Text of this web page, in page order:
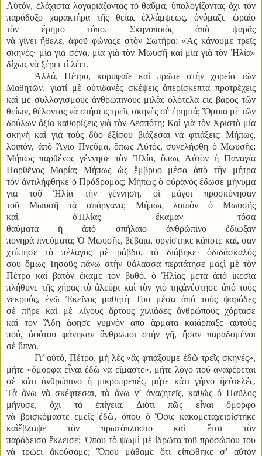
Αὐτόν, ἐλάχιστα λογαριάζοντας τὸ θαῦμα, ὑπολογίζοντας ὄχι τὸν
παράδοξο χαρακτήρα τῆς θείας ἐλλάμψεως, ὀνόμαζε ὡραῖο
τὸν ἔρημο τόπο. Σκηνοποιὸς ἀπὸ ψαρᾶς
νὰ γίνει ἤθελε, ἀφοῦ φώναζε στὸν Σωτήρα: «Ἂς κάνουμε τρεῖς
σκηνές· μία γιὰ σένα, μία γιὰ τὸν Μωυσῆ καὶ μία γιὰ τὸν Ἠλία»
δίχως νὰ ξέρει τί λέει.
Ἀλλά, Πέτρο, κορυφαῖε καὶ πρῶτε στὴν χορεία τῶν
Μαθητῶν, γιατί μὲ οὐτιδανὲς σκέψεις ἀπερίσκεπτα προτρέχεις
καὶ μὲ συλλογισμοὺς ἀνθρώπινους μιλᾶς ὁλότελα εἰς βάρος τῶν
θείων, θέλοντας νὰ στήσεις τρεῖς σκηνὲς σὲ ἐρημιά; Ὅμοια μὲ τῶν
δούλων ἀξία καθορίζεις γιὰ τὸν Δεσπότη; Καὶ γιὰ τὸν Χριστὸ μία
σκηνὴ καὶ γιὰ τοὺς δύο ἐξίσου βιάζεσαι νὰ φτιάξεις; Μήπως,
λοιπόν, ἀπὸ Ἅγιο Πνεῦμα, ὅπως Αὐτός, συνελήφθη ὁ Μωυσῆς;
Μήπως παρθένος γέννησε τὸν Ἠλία, ὅπως Αὐτὸν ἡ Παναγία
Παρθένος Μαρία; Μήπως ὡς ἔμβρυο μέσα ἀπὸ τὴν μήτρα
τὸν ἀντιλήφθηκε ὁ Πρόδρομος; Μήπως ὁ οὐρανὸς ἔδωσε μήνυμα
γιὰ τοῦ Ἠλία τὴν γέννηση, οἱ μάγοι προσκύνησαν
τοῦ Μωυσῆ τὰ σπάργανα; Μήπως λοιπὸν ὁ Μωυσῆς
καὶ ὁἨλίας ἔκαμαν τόσα
θαύματα ἤ ἀπὸ σπήλαιο ἀνθρώπινο ἔδιωξαν
πονηρὰ πνεύματα; Ὁ Μωυσῆς, βέβαια, ὀργίστηκε κάποτε καί, σὰν
χτύπησε τὸ πέλαγος μὲ ράβδο, τὸ διάβηκε· ὁδιδάσκαλός
σου ὅμως Ἰησοῦς πάνω στὴν θάλασσα περπάτησε μαζὶ μὲ τὸν
Πέτρο καὶ βατὸν ἔκαμε τὸν βυθό. ὁ Ἠλίας μετὰ ἀπὸ ἱκεσία
πλήθυνε τῆς χήρας τὸ ἀλεύρι καὶ τὸν γιὸ τηςἀνέστησε ἀπό τούς
νεκρούς, ἐνῶ Ἐκεῖνος μαθητὴ Του μέσα ἀπό τούς ψαράδες
σὲ πῆρε καὶ μὲ λίγους ἄρτους χιλιάδες ἀνθρώπους χόρτασε
καὶ τὸν Ἅδη ἄφησε γυμνὸν ἀπὸ ἅρματα καὶἅρπαξε αὐτοὺς
πού, ἀφότου φάνηκαν ἄνθρωποι στὴν γῆ, ἤσαν παραδομένοι
σὲ ὕπνο.
Γι’ αὐτό, Πέτρο, μὴ λὲς «ἂς φτιάξουμε ἐδῶ τρεῖς σκηνές»,
μήτε «ὄμορφα εἶναι ἐδῶ νὰ εἴμαστε», μήτε λόγο πού ἀναφέρεται
σὲ κάτι ἀνθρώπινο ἡ μικροπρεπές, μήτε κάτι γήινο ἤεὐτελές.
Τὰ ἄνω νὰ σκέφτεσαι, τὰ ἄνω ν’ ἀναζητεῖς, καθὼς ὁ Παῦλος
μήνυσε, ὄχι τὰ ἐπίγεια. Διότι πῶς εἶναι ὄμορφο
νὰ βρισκόμαστε ἐμεῖς ἐδῶ, ὅπου ὁ Ὄφις κακομεταχειρίστηκε
καὶἔβλαψε τὸν πρωτόπλαστο καὶ ἔτσι τὸν
παράδεισο ἔκλεισε; Ὅπου τὸ ψωμὶ μὲ ἱδρῶτα τοῦ προσώπου του
νὰ τρώει ἀκούσαμε; Ὅπου μάθαμε ὅτι εἰπώθηκε σ’ αὐτὸν